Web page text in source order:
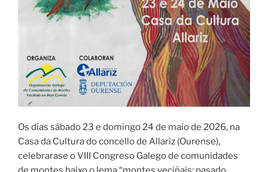
Os días sábado 23 e domingo 24 de maio de 2026, na
Casa da Cultura do concello de Allariz (Ourense),
celebrarase o VIII Congreso Galego de comunidades